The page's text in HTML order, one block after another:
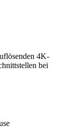
4K-
bei